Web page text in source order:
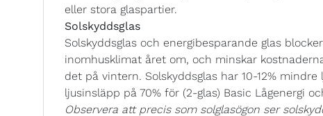
eller stora glaspartier.
Solskyddsglas
Solskyddsglas och energibesparande glas
inomhusklimat året om, och minskar
det på vintern. Solskyddsglas har 10-12%
ljusinsläpp på 70% för (2-glas) Basic Lågenergi
Observera att precis som solglasögon ser